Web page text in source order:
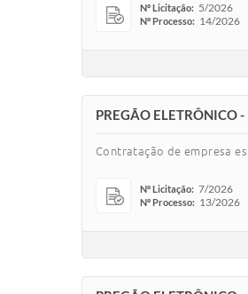
Nº Licitação: 5/2026
Nº Processo: 14/2026
PREGÃO ELETRÔNICO
Contratação de empresa
Nº Licitação: 7/2026
Nº Processo: 13/2026